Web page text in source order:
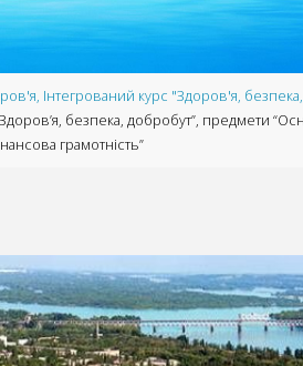
Інтегрований курс "Здоров'я, безпека,
безпека, добробут”, предмети
грамотність”